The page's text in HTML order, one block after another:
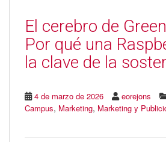
El cerebro de
Por qué una
la clave de la
4 de marzo de 2026 eorejons
Campus, Marketing, Marketing y